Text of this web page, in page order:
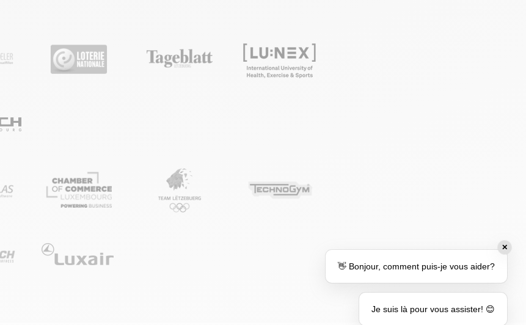
✕
👋 Bonjour, comment puis-je vous aider?
Je suis là pour vous assister! 😊